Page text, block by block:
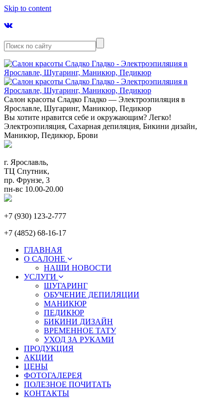
Skip to content
Салон красоты Сладко Гладко — Электроэпиляция в
Ярославле, Шугаринг, Маникюр, Педикюр
Вы хотите нравится себе и окружающим? Легко!
Электроэпиляция, Сахарная депиляция, Бикини дизайн,
Маникюр, Педикюр, Брови
г. Ярославль,
ТЦ Спутник,
пр. Фрунзе, 3
пн-вс 10.00-20.00
+7 (930) 123-2-777
+7 (4852) 68-16-17
ГЛАВНАЯ
О САЛОНЕ
НАШИ НОВОСТИ
УСЛУГИ
ШУГАРИНГ
ОБУЧЕНИЕ ДЕПИЛЯЦИИ
МАНИКЮР
ПЕДИКЮР
БИКИНИ ДИЗАЙН
ВРЕМЕННОЕ ТАТУ
УХОД ЗА РУКАМИ
ПРОДУКЦИЯ
АКЦИИ
ЦЕНЫ
ФОТОГАЛЕРЕЯ
ПОЛЕЗНОЕ ПОЧИТАТЬ
КОНТАКТЫ